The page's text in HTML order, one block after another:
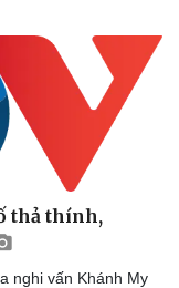
thả thính,
nghi vấn Khánh My